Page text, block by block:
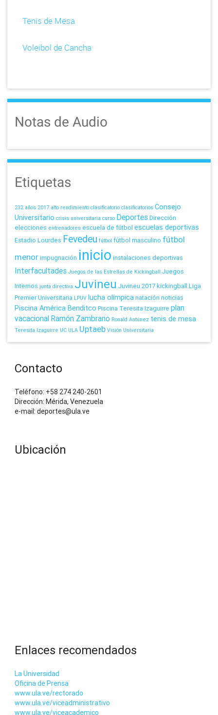
Tenis de Mesa
Voleibol de Cancha
Notas de Audio
Etiquetas
232 años 2017 alto rendimiento clasificatorio clasificatorios Consejo
Universitario crisis universitaria curso DeportesDirección
elecciones entrenadores escuela de fútbol escuelas deportivas
Estadio Lourdes Fevedeu fútbol fútbol masculino fútbol
menorimpugnación inicio instalaciones deportivas
Interfacultades Juegos de las Estrellas de Kickingball Juegos
Internos junta directiva Juvineu Juvineu 2017kickingball Liga
Premier Universitaria LPUV lucha olímpicanatación noticias
Piscina América Benditco Piscina Teresita Izaguirre plan
vacacional Ramón Zambrano Ronald Antúnez tenis de mesa
Teresita Izaguirre UC ULA Uptaeb Visión Universitaria
Contacto
Teléfono: +58 274 240-2601
Dirección: Mérida, Venezuela
e-mail: deportes@ula.ve
Ubicación
Enlaces recomendados
La Universidad
Oficina de Prensa
www.ula.ve/rectorado
www.ula.ve/viceadministrativo
www.ula.ve/viceacademico